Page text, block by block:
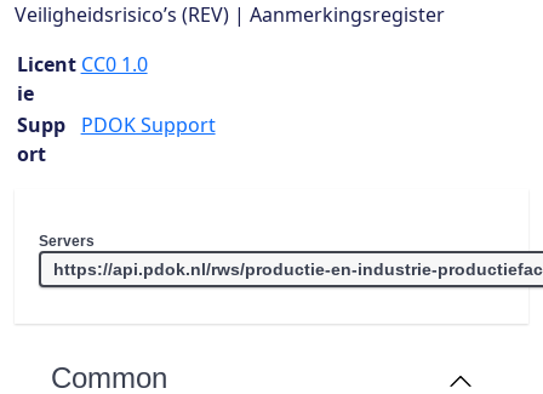
Veiligheidsrisico’s (REV) | Aanmerkingsregister
Licent
ie
CC0 1.0
Supp
ort
PDOK Support
Servers
Common